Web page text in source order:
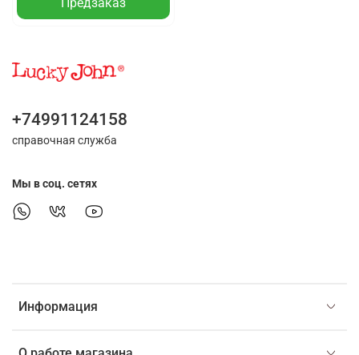
Информация
+74991124158
справочная служба
Мы в соц. сетях